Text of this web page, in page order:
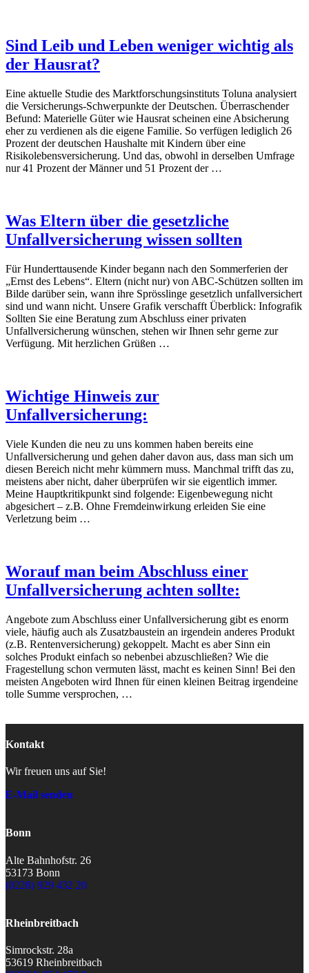
Sind Leib und Leben weniger wichtig als
der Hausrat?
Eine aktuelle Studie des Marktforschungsinstituts Toluna analysiert
die Versicherungs-Schwerpunkte der Deutschen. Überraschender
Befund: Materielle Güter wie Hausrat scheinen eine Absicherung
eher zu verdienen als die eigene Familie. So verfügen lediglich 26
Prozent der deutschen Haushalte mit Kindern über eine
Risikolebensversicherung. Und das, obwohl in derselben Umfrage
nur 41 Prozent der Männer und 51 Prozent der …
Was Eltern über die gesetzliche
Unfallversicherung wissen sollten
Für Hunderttausende Kinder begann nach den Sommerferien der
„Ernst des Lebens“. Eltern (nicht nur) von ABC-Schützen sollten im
Bilde darüber sein, wann ihre Sprösslinge gesetzlich unfallversichert
sind und wann nicht. Unsere Grafik verschafft Überblick: Infografik
Sollten Sie eine Beratung zum Abschluss einer privaten
Unfallversicherung wünschen, stehen wir Ihnen sehr gerne zur
Verfügung. Mit herzlichen Grüßen …
Wichtige Hinweis zur
Unfallversicherung:
Viele Kunden die neu zu uns kommen haben bereits eine
Unfallversicherung und gehen daher davon aus, dass man sich um
diesen Bereich nicht mehr kümmern muss. Manchmal trifft das zu,
meistens aber nicht, daher überprüfen wir sie eigentlich immer.
Meine Hauptkritikpunkt sind folgende: Eigenbewegung nicht
abgesichert – z.B. Ohne Fremdeinwirkung erleiden Sie eine
Verletzung beim …
Worauf man beim Abschluss einer
Unfallversicherung achten sollte:
Angebote zum Abschluss einer Unfallversicherung gibt es enorm
viele, häufig auch als Zusatzbaustein an irgendein anderes Produkt
(z.B. Rentenversicherung) gekoppelt. Macht es aber Sinn ein
solches Produkt einfach so nebenbei abzuschließen? Wie die
Fragestellung schon vermuten lässt, macht es keinen Sinn! Bei den
meisten Angeboten wird Ihnen für einen kleinen Beitrag irgendeine
tolle Summe versprochen, …
Kontakt
Wir freuen uns auf Sie!
E-Mail senden
Bonn
Alte Bahnhofstr. 26
53173 Bonn
(0228) 929 432 20
Rheinbreitbach
Simrockstr. 28a
53619 Rheinbreitbach